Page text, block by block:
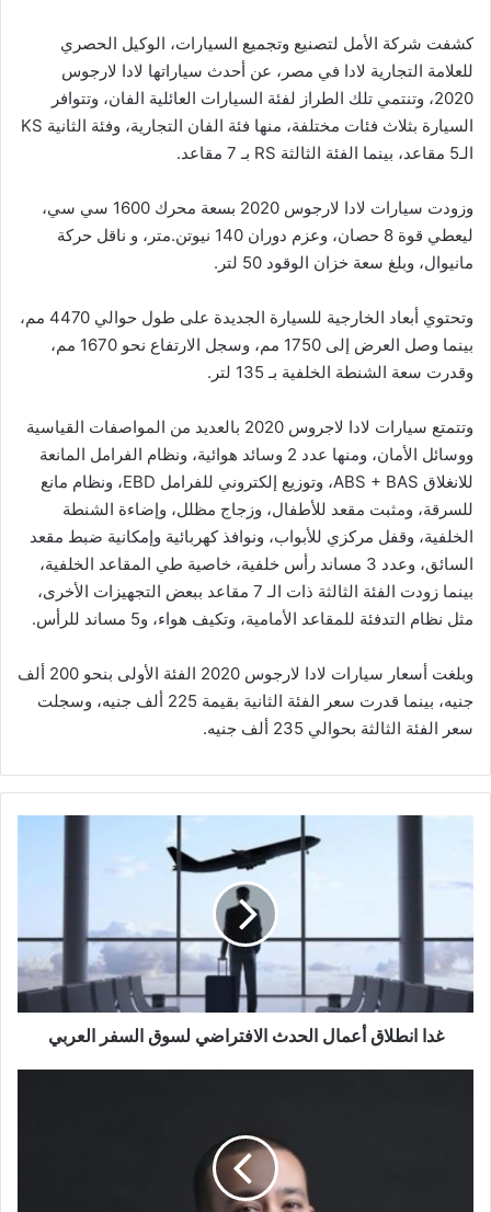
كشفت شركة الأمل لتصنيع وتجميع السيارات، الوكيل الحصري
للعلامة التجارية لادا في مصر، عن أحدث سياراتها لادا لارجوس
2020، وتنتمي تلك الطراز لفئة السيارات العائلية الفان، وتتوافر
السيارة بثلاث فئات مختلفة، منها فئة الفان التجارية، وفئة الثانية KS
الـ5 مقاعد، بينما الفئة الثالثة RS بـ 7 مقاعد.
وزودت سيارات لادا لارجوس 2020 بسعة محرك 1600 سي سي،
ليعطي قوة 8 حصان، وعزم دوران 140 نيوتن.متر، و ناقل حركة
مانيوال، وبلغ سعة خزان الوقود 50 لتر.
وتحتوي أبعاد الخارجية للسيارة الجديدة على طول حوالي 4470 مم،
بينما وصل العرض إلى 1750 مم، وسجل الارتفاع نحو 1670 مم،
وقدرت سعة الشنطة الخلفية بـ 135 لتر.
وتتمتع سيارات لادا لاجروس 2020 بالعديد من المواصفات القياسية
ووسائل الأمان، ومنها عدد 2 وسائد هوائية، ونظام الفرامل المانعة
للانغلاق ABS + BAS، وتوزيع إلكتروني للفرامل EBD، ونظام مانع
للسرقة، ومثبت مقعد للأطفال، وزجاج مظلل، وإضاءة الشنطة
الخلفية، وقفل مركزي للأبواب، ونوافذ كهربائية وإمكانية ضبط مقعد
السائق، وعدد 3 مساند رأس خلفية، خاصية طي المقاعد الخلفية،
بينما زودت الفئة الثالثة ذات الـ 7 مقاعد ببعض التجهيزات الأخرى،
مثل نظام التدفئة للمقاعد الأمامية، وتكيف هواء، و5 مساند للرأس.
وبلغت أسعار سيارات لادا لارجوس 2020 الفئة الأولى بنحو 200 ألف
جنيه، بينما قدرت سعر الفئة الثانية بقيمة 225 ألف جنيه، وسجلت
سعر الفئة الثالثة بحوالي 235 ألف جنيه.
الحدث
لسوق
السفر
العربي
غدا انطلاق أعمال الحدث الافتراضي لسوق السفر العربي